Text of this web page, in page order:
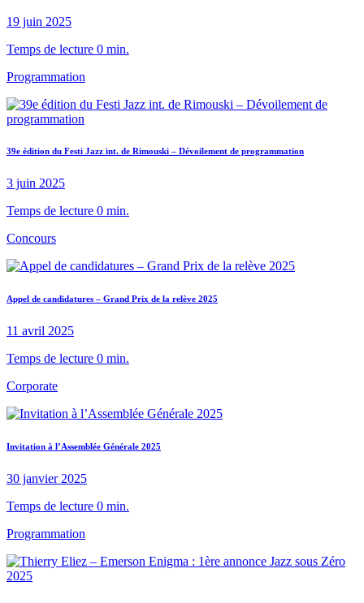
19 juin 2025
Temps de lecture 0 min.
Programmation
39e édition du Festi Jazz int. de Rimouski – Dévoilement de programmation
3 juin 2025
Temps de lecture 0 min.
Concours
Appel de candidatures – Grand Prix de la relève 2025
11 avril 2025
Temps de lecture 0 min.
Corporate
Invitation à l’Assemblée Générale 2025
30 janvier 2025
Temps de lecture 0 min.
Programmation